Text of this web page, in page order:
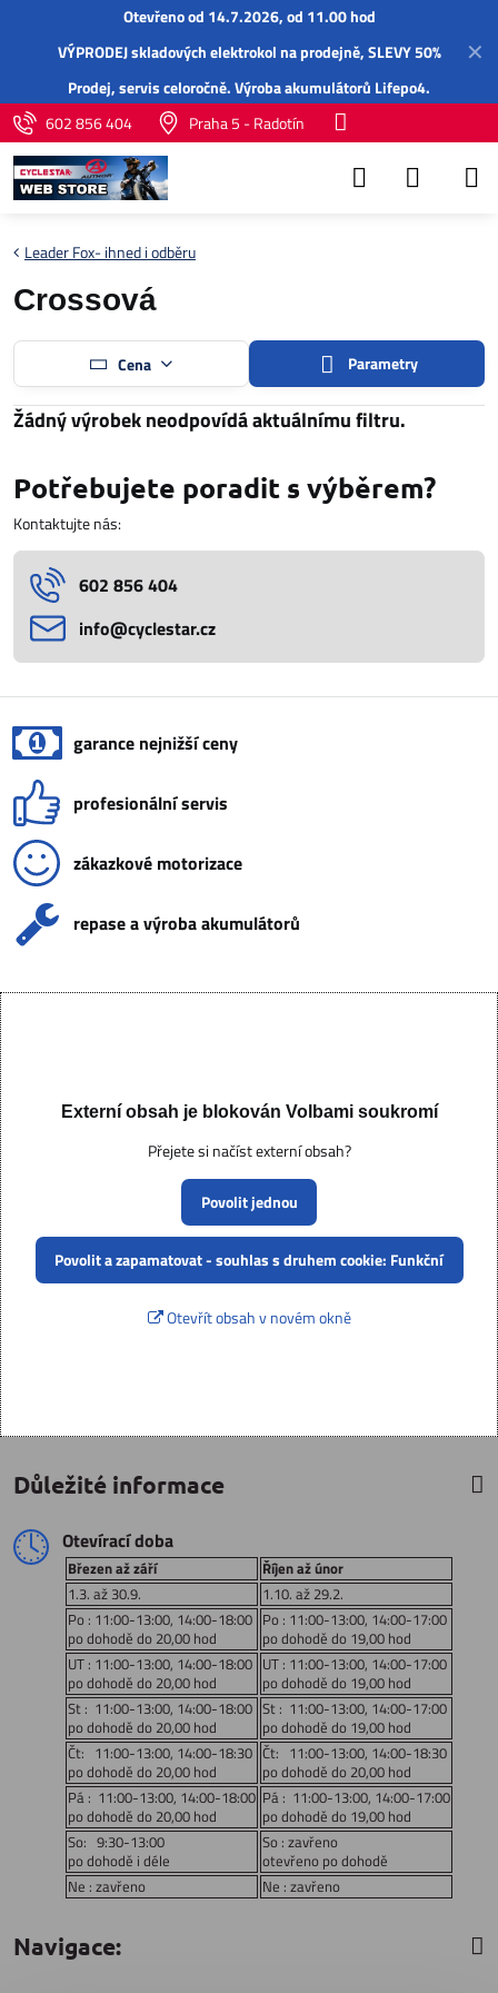
✕
Otevřeno od 14.7.2026, od 11.00 hod
VÝPRODEJ skladových elektrokol na prodejně, SLEVY 50%
Prodej,servisceloročně.Výroba akumulátorů Lifepo4.
602 856 404
Praha 5 - Radotín
Leader Fox- ihned i odběru
Crossová
Cena Parametry
Potřebujete poradit s výběrem?
Kontaktujte nás:
602 856 404
info​@cyclestar​.cz
garance nejnižší ceny
profesionální servis
zákazkové motorizace
repase a výroba akumulátorů
Externí obsah je blokován Volbami soukromí
Přejete si načíst externí obsah?
Povolit jednou
Povolit a zapamatovat - souhlas s druhem cookie: Funkční
Otevřít obsah v novém okně
Důležité informace
Otevírací doba
Březen až září
Říjen až únor
1.3. až 30.9.
1.10. až 29.2.
Po : 11:00-13:00, 14:00-18:00
po dohodě do 20,00 hod
Po : 11:00-13:00, 14:00-17:00
po dohodě do 19,00 hod
UT : 11:00-13:00, 14:00-18:00
po dohodě do 20,00 hod
UT : 11:00-13:00, 14:00-17:00
po dohodě do 19,00 hod
St : 11:00-13:00, 14:00-18:00
po dohodě do 20,00 hod
St : 11:00-13:00, 14:00-17:00
po dohodě do 19,00 hod
Čt: 11:00-13:00, 14:00-18:30
po dohodě do 20,00 hod
Čt: 11:00-13:00, 14:00-18:30
po dohodě do 20,00 hod
Pá : 11:00-13:00, 14:00-18:00
po dohodě do 20,00 hod
Pá : 11:00-13:00, 14:00-17:00
po dohodě do 19,00 hod
So: 9:30-13:00
po dohodě i déle
So : zavřeno
otevřeno po dohodě
Ne : zavřeno
Ne : zavřeno
Navigace: